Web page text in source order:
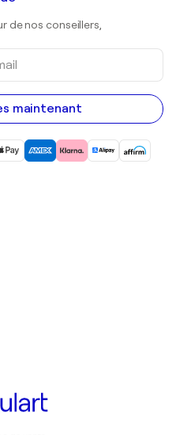
de nos conseillers,
maintenant